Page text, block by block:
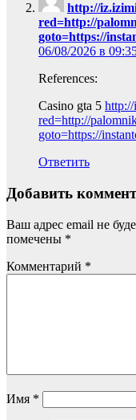
http://
red=http://
goto=https://
06/08/2026 в
References:
Casino gta 5
red=http://
goto=https://
Ответить
Добавить
Ваш адрес email не
помечены *
Комментарий *
Имя *